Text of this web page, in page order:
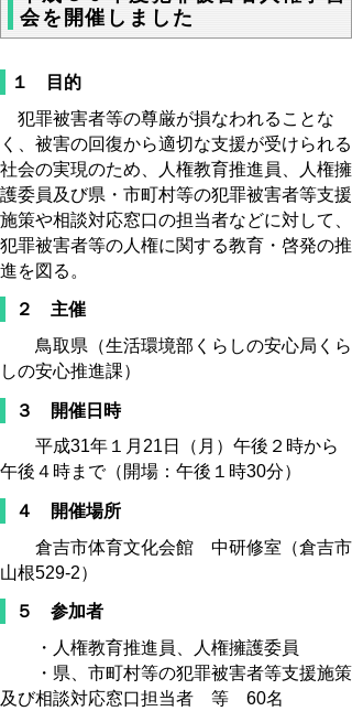
会を開催しました
１ 目的
犯罪被害者等の尊厳が損なわれることな
く、被害の回復から適切な支援が受けられる
社会の実現のため、人権教育推進員、人権擁
護委員及び県・市町村等の犯罪被害者等支援
施策や相談対応窓口の担当者などに対して、
犯罪被害者等の人権に関する教育・啓発の推
進を図る。
２ 主催
鳥取県（生活環境部くらしの安心局くら
しの安心推進課）
３ 開催日時
平成31年１月21日（月）午後２時から
午後４時まで（開場：午後１時30分）
４ 開催場所
倉吉市体育文化会館 中研修室（倉吉市
山根529-2）
５ 参加者
・人権教育推進員、人権擁護委員
・県、市町村等の犯罪被害者等支援施策
及び相談対応窓口担当者 等 60名